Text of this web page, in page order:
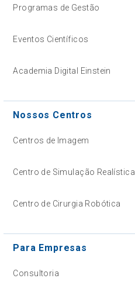
Programas de Gestão
Eventos Científicos
Academia Digital Einstein
Nossos Centros
Centros de Imagem
Centro de Simulação Realística
Centro de Cirurgia Robótica
Para Empresas
Consultoria